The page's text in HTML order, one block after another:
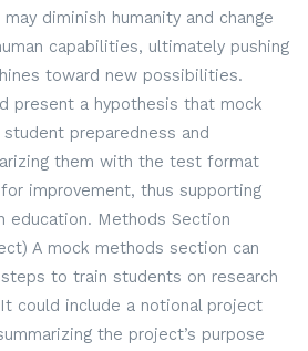
diminish humanity and change
capabilities, ultimately pushing
toward new possibilities.
present a hypothesis that mock
preparedness and
them with the test format
improvement, thus supporting
education. Methods Section
A mock methods section can
to train students on research
could include a notional project
the project’s purpose